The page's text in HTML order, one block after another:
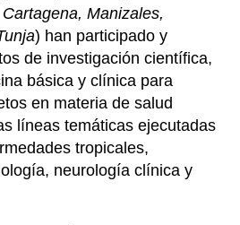
Manizales,
) han participado y
de investigación científica,
básica y clínica para
en materia de salud
líneas temáticas ejecutadas
tropicales,
neurología clínica y